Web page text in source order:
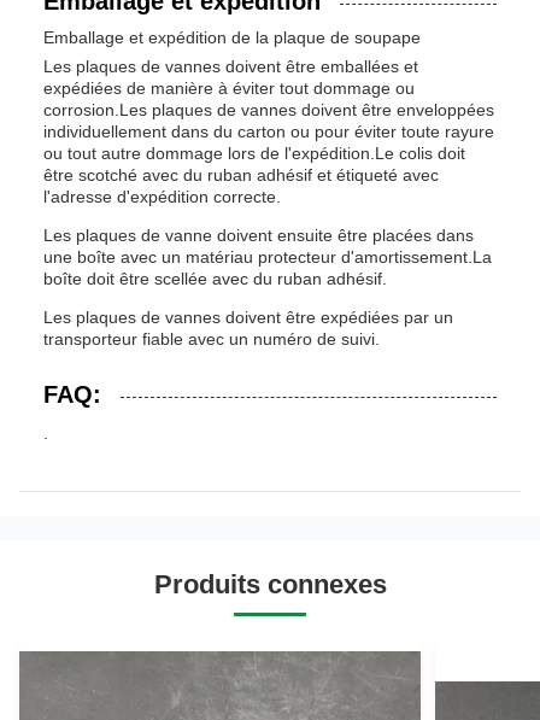
Emballage et expédition de la plaque de soupape
Les plaques de vannes doivent être emballées et
expédiées de manière à éviter tout dommage ou
corrosion.Les plaques de vannes doivent être enveloppées
individuellement dans du carton ou pour éviter toute rayure
ou tout autre dommage lors de l'expédition.Le colis doit
être scotché avec du ruban adhésif et étiqueté avec
l'adresse d'expédition correcte.
Les plaques de vanne doivent ensuite être placées dans
une boîte avec un matériau protecteur d'amortissement.La
boîte doit être scellée avec du ruban adhésif.
Les plaques de vannes doivent être expédiées par un
transporteur fiable avec un numéro de suivi.
FAQ:
Produits connexes